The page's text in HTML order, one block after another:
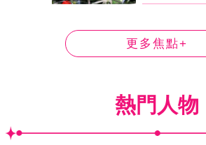
更多焦點+
熱門人物